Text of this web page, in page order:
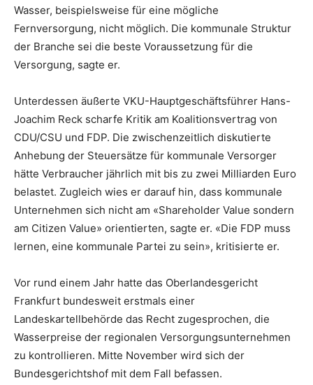
Wasser, beispielsweise für eine mögliche
Fernversorgung, nicht möglich. Die kommunale Struktur
der Branche sei die beste Voraussetzung für die
Versorgung, sagte er.
Unterdessen äußerte VKU-Hauptgeschäftsführer Hans-
Joachim Reck scharfe Kritik am Koalitionsvertrag von
CDU/CSU und FDP. Die zwischenzeitlich diskutierte
Anhebung der Steuersätze für kommunale Versorger
hätte Verbraucher jährlich mit bis zu zwei Milliarden Euro
belastet. Zugleich wies er darauf hin, dass kommunale
Unternehmen sich nicht am «Shareholder Value sondern
am Citizen Value» orientierten, sagte er. «Die FDP muss
lernen, eine kommunale Partei zu sein», kritisierte er.
Vor rund einem Jahr hatte das Oberlandesgericht
Frankfurt bundesweit erstmals einer
Landeskartellbehörde das Recht zugesprochen, die
Wasserpreise der regionalen Versorgungsunternehmen
zu kontrollieren. Mitte November wird sich der
Bundesgerichtshof mit dem Fall befassen.